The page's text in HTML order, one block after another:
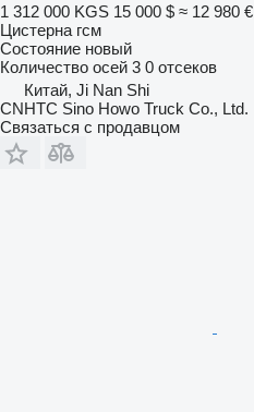
1 312 000 KGS 15 000 $ ≈ 12 980 €
Цистерна гсм
Состояние новый
Количество осей 3 0 отсеков
Китай, Ji Nan Shi
CNHTC Sino Howo Truck Co., Ltd.
Связаться с продавцом